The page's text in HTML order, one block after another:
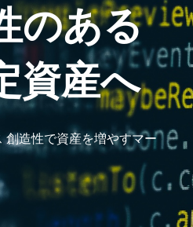
のある
資産へ
創造性で資産を増やすマー